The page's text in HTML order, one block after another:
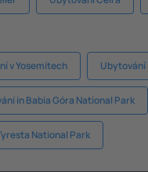
v Yosemitech Ubytování
in Babia Góra National Park
National Park